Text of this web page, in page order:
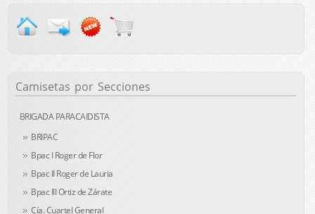
Camisetas por Secciones
BRIGADA PARACAIDISTA
BRIPAC
Bpac I Roger de Flor
Bpac II Roger de Lauria
Bpac III Ortiz de Zárate
Cía. Cuartel General